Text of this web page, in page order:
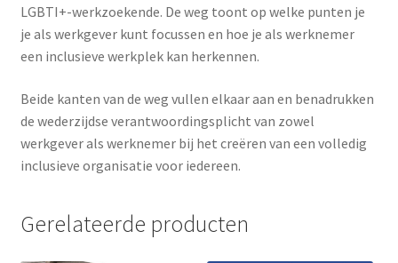
LGBTI+-werkzoekende. De weg toont op welke punten je
je als werkgever kunt focussen en hoe je als werknemer
een inclusieve werkplek kan herkennen.
Beide kanten van de weg vullen elkaar aan en benadrukken
de wederzijdse verantwoordingsplicht van zowel
werkgever als werknemer bij het creëren van een volledig
inclusieve organisatie voor iedereen.
Gerelateerde producten